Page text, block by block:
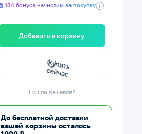
134 бонуса начислим за покупку i
Добавить в корзину
К
у
п
и
т
ь
с
е
й
ч
а
с
Нашли дешевле?
До бесплатной доставки
вашей корзины осталось